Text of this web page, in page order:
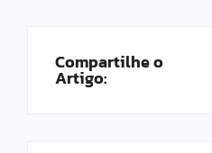
Compartilhe o
Artigo: